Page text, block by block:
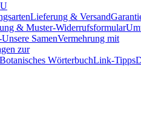
Lieferung & Versand
& Muster-Widerrufsformular
Unsere SamenVermehrung mit
zur
Botanisches WörterbuchLink-Tipps